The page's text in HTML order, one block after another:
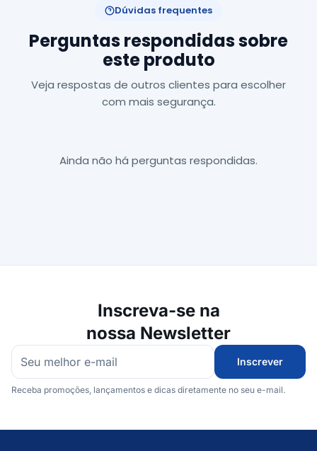
Dúvidas frequentes
Perguntas respondidas sobre
este produto
Veja respostas de outros clientes para escolher
com mais segurança.
Ainda não há perguntas respondidas.
Inscreva-se na
nossa Newsletter
Inscrever
Receba promoções, lançamentos e dicas diretamente no seu e-mail.